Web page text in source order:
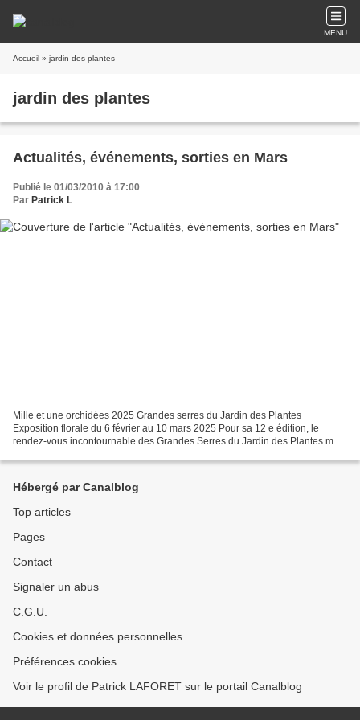
MENU
Accueil » jardin des plantes
jardin des plantes
Actualités, événements, sorties en Mars
Publié le 01/03/2010 à 17:00
Par Patrick L
Mille et une orchidées 2025 Grandes serres du Jardin des Plantes
Exposition florale du 6 février au 10 mars 2025 Pour sa 12 e édition, le
rendez-vous incontournable des Grandes Serres du Jardin des Plantes met
Hébergé par Canalblog
Top articles
Pages
Contact
Signaler un abus
C.G.U.
Cookies et données personnelles
Préférences cookies
Voir le profil de Patrick LAFORET sur le portail Canalblog